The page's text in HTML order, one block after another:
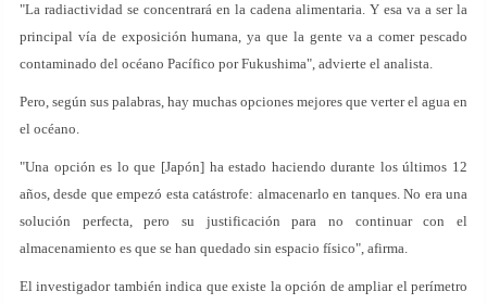
"La radiactividad se concentrará en la cadena alimentaria. Y esa va a ser la
principal vía de exposición humana, ya que la gente va a comer pescado
contaminado del océano Pacífico por Fukushima", advierte el analista.
Pero, según sus palabras, hay muchas opciones mejores que verter el agua en
el océano.
"Una opción es lo que [Japón] ha estado haciendo durante los últimos 12
años, desde que empezó esta catástrofe: almacenarlo en tanques. No era una
solución perfecta, pero su justificación para no continuar con el
almacenamiento es que se han quedado sin espacio físico", afirma.
El investigador también indica que existe la opción de ampliar el perímetro